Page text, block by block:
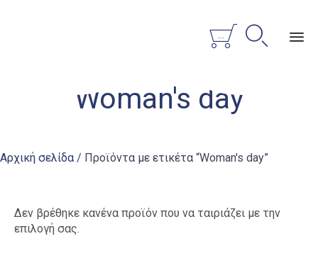

... 
Woman's day
Αρχική σελίδα / Προϊόντα με ετικέτα “Woman's day”
Δεν βρέθηκε κανένα προϊόν που να ταιριάζει με την
επιλογή σας.